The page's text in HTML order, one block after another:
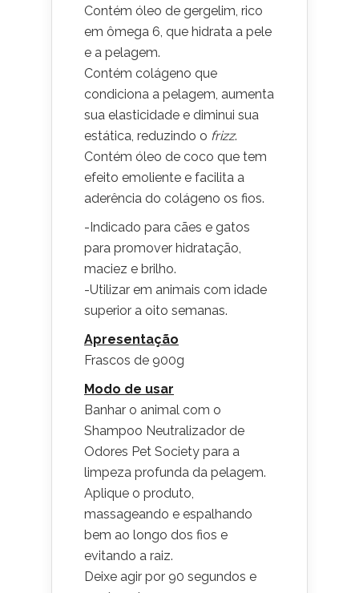
Contém óleo de gergelim, rico
em ômega 6, que hidrata a pele
e a pelagem.
Contém colágeno que
condiciona a pelagem, aumenta
sua elasticidade e diminui sua
estática, reduzindo o frizz.
Contém óleo de coco que tem
efeito emoliente e facilita a
aderência do colágeno os fios.
-Indicado para cães e gatos
para promover hidratação,
maciez e brilho.
-Utilizar em animais com idade
superior a oito semanas.
Apresentação
Frascos de 900g
Modo de usar
Banhar o animal com o
Shampoo Neutralizador de
Odores Pet Society para a
limpeza profunda da pelagem.
Aplique o produto,
massageando e espalhando
bem ao longo dos fios e
evitando a raiz.
Deixe agir por 90 segundos e